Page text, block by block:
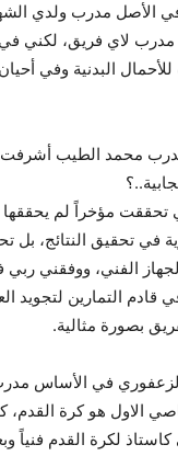
الأصل مدرب ولدي
لاي فريق، لكني في
البدنية وفي
محمد الطيب أشرفت
تحققت مؤخراً لم
في تحقيق النتائج، بل
الفني، ووفقني
التمارين لتجويد
بصورة مثالية.
في الأساس
الاول هو كرة
لكرة القدم فنياً